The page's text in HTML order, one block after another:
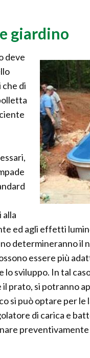
giardino
deve
di
alla
ed agli effetti
determineranno il
essere più
sviluppo. In tal
il prato, si potranno
si può optare per
di carica e